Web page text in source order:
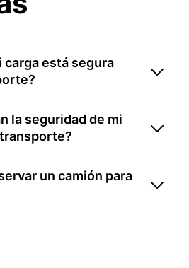
carga está segura
la seguridad de mi
un camión para